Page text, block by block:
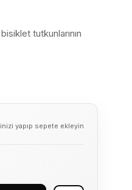
tutkunlarının
yapıp sepete ekleyin